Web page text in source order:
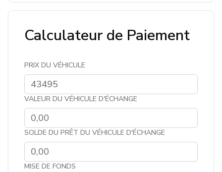
Calculateur de Paiement
PRIX DU VÉHICULE
VALEUR DU VÉHICULE D'ÉCHANGE
SOLDE DU PRÊT DU VÉHICULE D'ÉCHANGE
MISE DE FONDS